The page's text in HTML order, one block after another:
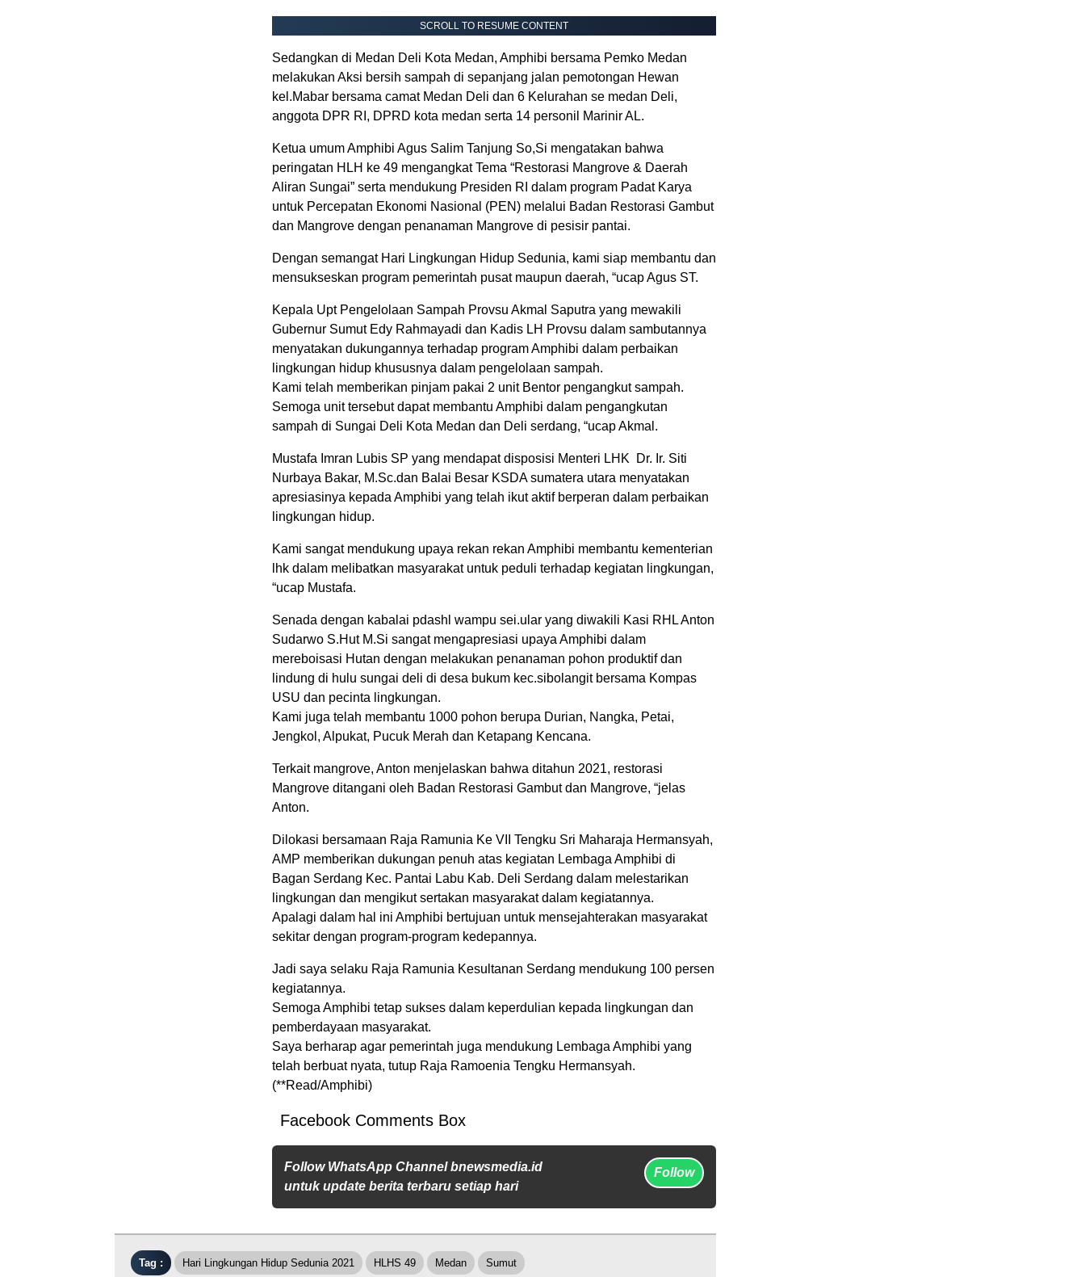
SCROLL TO RESUME CONTENT
Sedangkan di Medan Deli Kota Medan, Amphibi bersama Pemko Medan
melakukan Aksi bersih sampah di sepanjang jalan pemotongan Hewan
kel.Mabar bersama camat Medan Deli dan 6 Kelurahan se medan Deli,
anggota DPR RI, DPRD kota medan serta 14 personil Marinir AL.
Ketua umum Amphibi Agus Salim Tanjung So,Si mengatakan bahwa
peringatan HLH ke 49 mengangkat Tema “Restorasi Mangrove & Daerah
Aliran Sungai” serta mendukung Presiden RI dalam program Padat Karya
untuk Percepatan Ekonomi Nasional (PEN) melalui Badan Restorasi Gambut
dan Mangrove dengan penanaman Mangrove di pesisir pantai.
Dengan semangat Hari Lingkungan Hidup Sedunia, kami siap membantu dan
mensukseskan program pemerintah pusat maupun daerah, “ucap Agus ST.
Kepala Upt Pengelolaan Sampah Provsu Akmal Saputra yang mewakili
Gubernur Sumut Edy Rahmayadi dan Kadis LH Provsu dalam sambutannya
menyatakan dukungannya terhadap program Amphibi dalam perbaikan
lingkungan hidup khususnya dalam pengelolaan sampah.
Kami telah memberikan pinjam pakai 2 unit Bentor pengangkut sampah.
Semoga unit tersebut dapat membantu Amphibi dalam pengangkutan
sampah di Sungai Deli Kota Medan dan Deli serdang, “ucap Akmal.
Mustafa Imran Lubis SP yang mendapat disposisi Menteri LHK Dr. Ir. Siti
Nurbaya Bakar, M.Sc.dan Balai Besar KSDA sumatera utara menyatakan
apresiasinya kepada Amphibi yang telah ikut aktif berperan dalam perbaikan
lingkungan hidup.
Kami sangat mendukung upaya rekan rekan Amphibi membantu kementerian
lhk dalam melibatkan masyarakat untuk peduli terhadap kegiatan lingkungan,
“ucap Mustafa.
Senada dengan kabalai pdashl wampu sei.ular yang diwakili Kasi RHL Anton
Sudarwo S.Hut M.Si sangat mengapresiasi upaya Amphibi dalam
mereboisasi Hutan dengan melakukan penanaman pohon produktif dan
lindung di hulu sungai deli di desa bukum kec.sibolangit bersama Kompas
USU dan pecinta lingkungan.
Kami juga telah membantu 1000 pohon berupa Durian, Nangka, Petai,
Jengkol, Alpukat, Pucuk Merah dan Ketapang Kencana.
Terkait mangrove, Anton menjelaskan bahwa ditahun 2021, restorasi
Mangrove ditangani oleh Badan Restorasi Gambut dan Mangrove, “jelas
Anton.
Dilokasi bersamaan Raja Ramunia Ke VII Tengku Sri Maharaja Hermansyah,
AMP memberikan dukungan penuh atas kegiatan Lembaga Amphibi di
Bagan Serdang Kec. Pantai Labu Kab. Deli Serdang dalam melestarikan
lingkungan dan mengikut sertakan masyarakat dalam kegiatannya.
Apalagi dalam hal ini Amphibi bertujuan untuk mensejahterakan masyarakat
sekitar dengan program-program kedepannya.
Jadi saya selaku Raja Ramunia Kesultanan Serdang mendukung 100 persen
kegiatannya.
Semoga Amphibi tetap sukses dalam keperdulian kepada lingkungan dan
pemberdayaan masyarakat.
Saya berharap agar pemerintah juga mendukung Lembaga Amphibi yang
telah berbuat nyata, tutup Raja Ramoenia Tengku Hermansyah.
(**Read/Amphibi)
Facebook Comments Box
Follow WhatsApp Channel bnewsmedia.id
untuk update berita terbaru setiap hari
Follow
Tag : Hari Lingkungan Hidup Sedunia 2021 HLHS 49 Medan Sumut